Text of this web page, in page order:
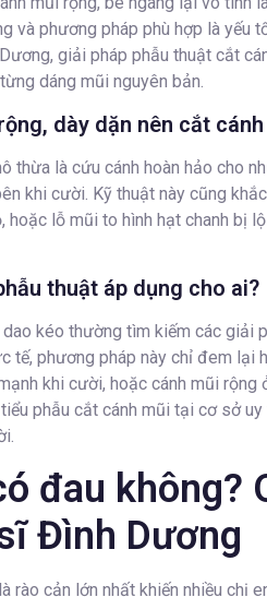
và phương pháp phù hợp là yếu
giải pháp phẫu thuật cắt
dáng mũi nguyên bản.
dày dặn nên cắt
thừa là cứu cánh hoàn hảo cho
khi cười. Kỹ thuật này cũng
hoặc lỗ mũi to hình hạt chanh bị
thuật áp dụng cho ai?
kéo thường tìm kiếm các giải
tế, phương pháp này chỉ đem
khi cười, hoặc cánh mũi
phẫu cắt cánh mũi tại cơ sở
đau không?
Đình Dương
rào cản lớn nhất khiến nhiều chị